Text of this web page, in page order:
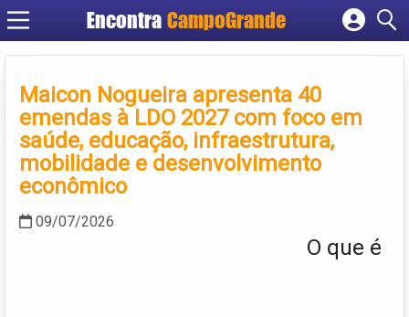
Encontra CampoGrande
Cadastrar empresa
Criar conta
Maicon Nogueira apresenta 40
emendas à LDO 2027 com foco em
saúde, educação, infraestrutura,
mobilidade e desenvolvimento
econômico
09/07/2026
O que é